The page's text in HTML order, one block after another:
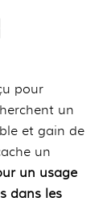
pour
un
et gain de
un
un usage
dans les